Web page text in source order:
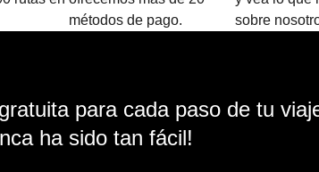
métodos de pago.
sobre
para cada paso de tu
ha sido tan fácil!